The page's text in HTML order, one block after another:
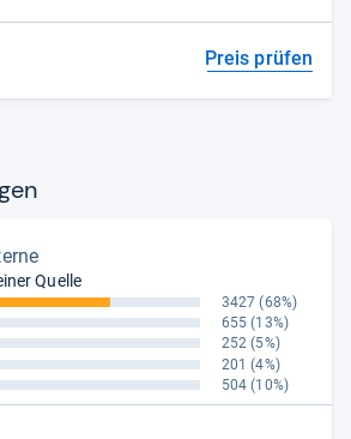
Preis prüfen
Quelle
3427 (68%)
655 (13%)
252 (5%)
201 (4%)
504 (10%)